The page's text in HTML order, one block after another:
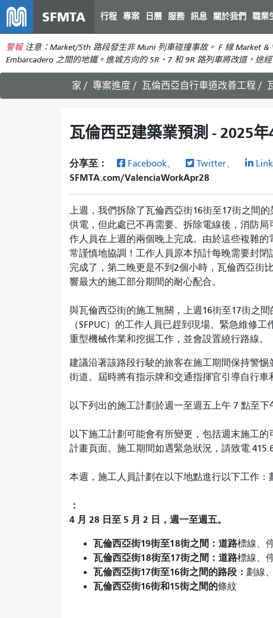
SFMTA 行程 專案 日曆 服務 訊息 關於我們 職業
警報 注意：Market/5th 路段發生非 Muni 列車碰撞事故。 F 線 Market
Embarcadero 之間的地鐵。進城方向的 5R、7 和 9R 路列車將改道，途
家 專案進度 瓦倫西亞自行車道改善工程
瓦倫西亞建築業預測 - 2025年
分享至： Facebook、 Twitter、
SFMTA.com/ValenciaWorkApr28
上週，我們拆除了瓦倫西亞街16街至17街之間
供電，但此處已不再需要。拆除電線後，消防
作人員在上週的兩個晚上完成。由於這些複雜
常謹慎地協調！工作人員原本預計每晚需要封
完成了，第二晚更是不到2個小時，瓦倫西亞街
響最大的施工部分期間的耐心配合。
與瓦倫西亞街的施工無關，上週16街至17街之
（SFPUC）的工作人員已趕到現場。緊急維修
重型機械作業和挖掘工作，並會設置繞行路線。
建議沿著該路段行駛的旅客在施工期間保持警
街道。屆時將有指示牌和交通指揮官引導自行車
以下列出的施工計劃於週一至週五上午 7 點至下
以下施工計劃可能會有所變更，包括週末施工
計畫頁面。施工期間如遇緊急狀況，請致電
本週，施工人員計劃在以下地點進行以下工作
：
4 月 28 日至 5 月 2 日，週一至週五。
瓦倫西亞街19街至18街之間：道路標線、
瓦倫西亞街18街至17街之間：道路標線、
瓦倫西亞街17街至16街之間的路段： 劃線
瓦倫西亞街16街和15街之間的條紋